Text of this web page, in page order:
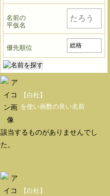
名前の
平仮名
優先順位
【白杜】
を使い画数の良い名前
該当するものがありませんでし
た。
【白杜】